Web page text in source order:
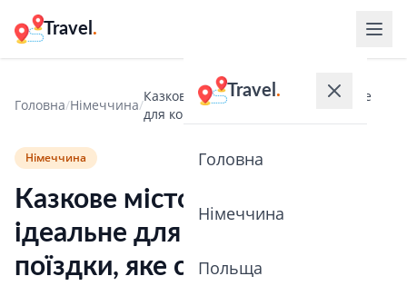
Travel .
Travel .
Головна
Німеччина
Польща
Головна/Німеччина/
Казкове місто в Німеччині, ідеальне
для короткої...
Німеччина
Казкове місто в Німеччині,
ідеальне для короткої
поїздки, яке стало